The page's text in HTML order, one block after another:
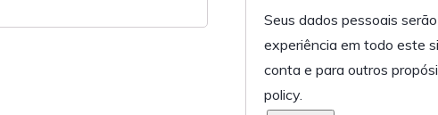
Seus dados pessoais
experiência em todo este
conta e para outros
policy.